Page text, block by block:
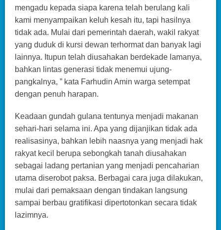
mengadu kepada siapa karena telah berulang kali
kami menyampaikan keluh kesah itu, tapi hasilnya
tidak ada. Mulai dari pemerintah daerah, wakil rakyat
yang duduk di kursi dewan terhormat dan banyak lagi
lainnya. Itupun telah diusahakan berdekade lamanya,
bahkan lintas generasi tidak menemui ujung-
pangkalnya, ” kata Farhudin Amin warga setempat
dengan penuh harapan.
Keadaan gundah gulana tentunya menjadi makanan
sehari-hari selama ini. Apa yang dijanjikan tidak ada
realisasinya, bahkan lebih naasnya yang menjadi hak
rakyat kecil berupa sebongkah tanah diusahakan
sebagai ladang pertanian yang menjadi pencaharian
utama diserobot paksa. Berbagai cara juga dilakukan,
mulai dari pemaksaan dengan tindakan langsung
sampai berbau gratifikasi dipertotonkan secara tidak
lazimnya.